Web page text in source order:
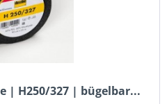
| H250/327 | bügelbar...